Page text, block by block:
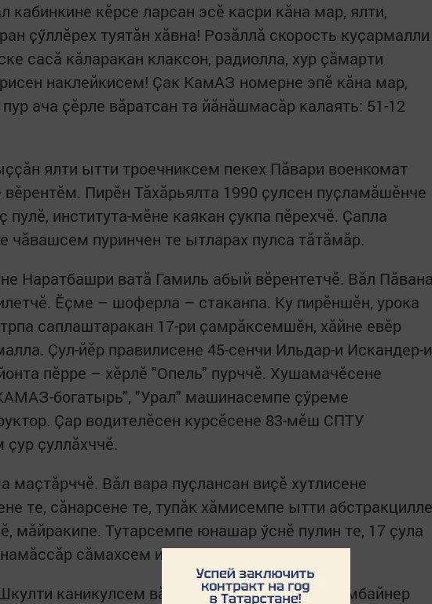
кабинкине кӗрсе ларсан эсӗ касри кӑна мар, ялти,
ҫӳллӗрех туятӑн хӑвна! Розӑллӑ скорость куҫармалли
сасӑ кӑларакан клаксон, радиолла, хур ҫӑмарти
наклейкисем! Ҫак КамАЗ номерне эпӗ кӑна мар,
ача ҫӗрле вӑратсан та йӑнӑшмасӑр калаять: 51-12
ялти ытти троечниксем пекех Пӑвари военкомат
вӗрентӗм. Пирӗн Тӑхӑрьялта 1990 ҫулсен пуҫламӑшӗнче
пулӗ, института-мӗне каякан ҫукпа пӗрехчӗ. Ҫапла
чӑвашсем пуринчен те ытларах пулса тӑтӑмӑр.
Наратбашри ватӑ Гамиль абый вӗрентетчӗ. Вӑл
Ӗҫме – шоферла – стаканпа. Ку пирӗншӗн, урока
саплаштаракан 17-ри ҫамрӑксемшӗн, хӑйне евӗр
Ҫул-йӗр правилисене 45-сенчи Ильдар-и Искандер-и
пӗрре – хӗрлӗ "Опель" пурччӗ. Хушамачӗсене
богатырь", "Урал" машинасемпе ҫӳреме
Ҫар водителӗсен курсӗсене 83-мӗш СПТУ
ҫур ҫуллӑхччӗ.
маҫтӑрччӗ. Вӑл вара пуҫлансан виҫӗ хутлисене
те, сӑнарсене те, тупӑк хӑмисемпе ытти абстракцилле
мӑйракипе. Тутарсемпе юнашар ӳснӗ пулин те, 17 ҫула
намӑссӑр сӑмахсем илтмен.
каникулсем вӑхӑтӗнче тракторист е комбайнер